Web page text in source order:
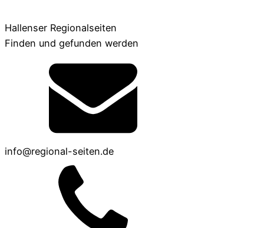
Hallenser Regionalseiten
Finden und gefunden werden
info@regional-seiten.de